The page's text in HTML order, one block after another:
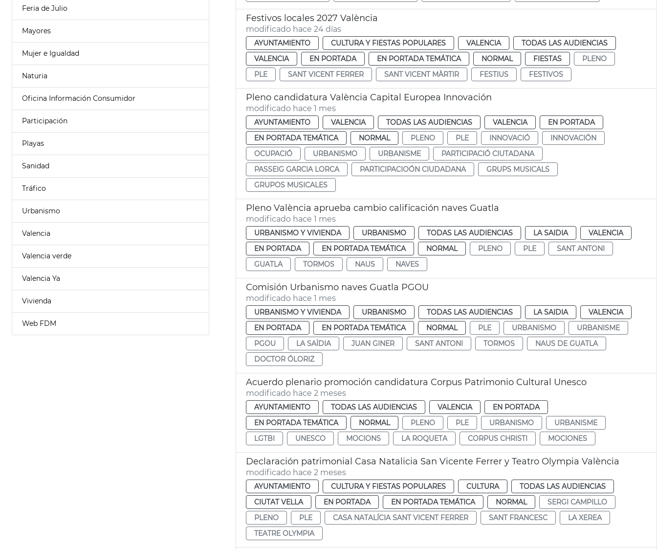
Feria de Julio
Mayores
Mujer e Igualdad
Naturia
Oficina Información Consumidor
Participación
Playas
Sanidad
Tráfico
Urbanismo
Valencia
Valencia verde
Valencia Ya
Vivienda
Web FDM
Festivos locales 2027 València
modificado hace 24 días
AYUNTAMIENTO CULTURA Y FIESTAS POPULARES VALENCIA
TODAS LAS AUDIENCIAS
VALENCIA
EN PORTADA EN PORTADA TEMÁTICA NORMAL FIESTAS
PLENO
PLE
SANT VICENT FERRER SANT VICENT MÀRTIR FESTIUS FESTIVOS
Pleno candidatura València Capital Europea Innovación
modificado hace 1 mes
AYUNTAMIENTO VALENCIA TODAS LAS AUDIENCIAS VALENCIA
EN PORTADA
EN PORTADA TEMÁTICA
NORMAL PLENO PLE INNOVACIÓ
INNOVACIÓN
OCUPACIÓ
URBANISMO URBANISME
PARTICIPACIÓ CIUTADANA
PASSEIG GARCIA LORCA
PARTICIPACIOÓN CIUDADANA
GRUPS MUSICALS
GRUPOS MUSICALES
Pleno València aprueba cambio calificación naves Guatla
modificado hace 1 mes
URBANISMO Y VIVIENDA URBANISMO TODAS LAS AUDIENCIAS LA SAIDIA
VALENCIA
EN PORTADA
EN PORTADA TEMÁTICA NORMAL PLENO PLE
SANT ANTONI
GUATLA
TORMOS NAUS NAVES
Comisión Urbanismo naves Guatla PGOU
modificado hace 1 mes
URBANISMO Y VIVIENDA URBANISMO TODAS LAS AUDIENCIAS LA SAIDIA
VALENCIA
EN PORTADA
EN PORTADA TEMÁTICA NORMAL PLE URBANISMO
URBANISME
PGOU
LA SAÏDIA JUAN GINER SANT ANTONI TORMOS
NAUS DE GUATLA
DOCTOR ÓLORIZ
Acuerdo plenario promoción candidatura Corpus Patrimonio Cultural Unesco
modificado hace 2 meses
AYUNTAMIENTO TODAS LAS AUDIENCIAS VALENCIA
EN PORTADA
EN PORTADA TEMÁTICA
NORMAL PLENO PLE URBANISMO
URBANISME
LGTBI
UNESCO MOCIONS LA ROQUETA CORPUS CHRISTI MOCIONES
Declaración patrimonial Casa Natalicia San Vicente Ferrer y Teatro Olympia València
modificado hace 2 meses
AYUNTAMIENTO CULTURA Y FIESTAS POPULARES CULTURA
TODAS LAS AUDIENCIAS
CIUTAT VELLA
EN PORTADA EN PORTADA TEMÁTICA NORMAL
SERGI CAMPILLO
PLENO
PLE CASA NATALÍCIA SANT VICENT FERRER SANT FRANCESC
LA XEREA
TEATRE OLYMPIA